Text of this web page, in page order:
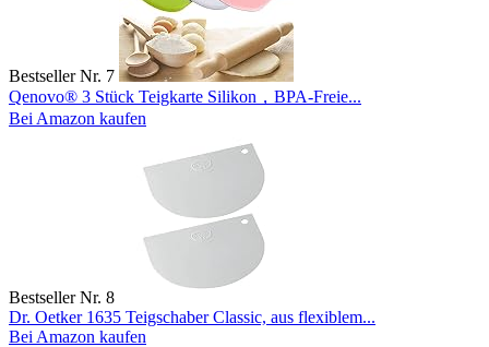
Bestseller Nr. 7
Qenovo® 3 Stück Teigkarte Silikon，BPA-Freie...
Bei Amazon kaufen
Bestseller Nr. 8
Dr. Oetker 1635 Teigschaber Classic, aus flexiblem...
Bei Amazon kaufen